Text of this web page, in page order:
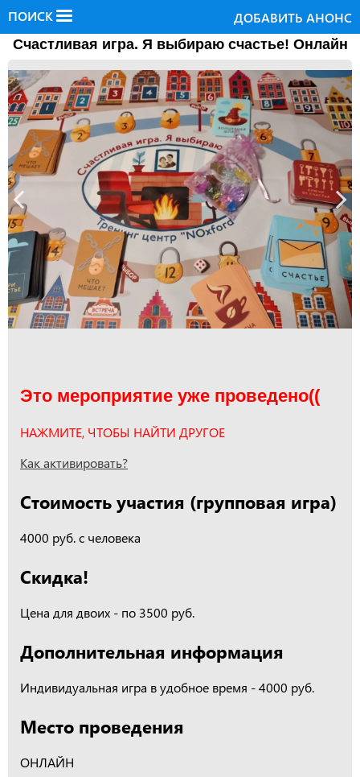
ПОИСК ДОБАВИТЬ АНОНС
Счастливая игра. Я выбираю счастье! Онлайн
Это мероприятие уже проведено((
НАЖМИТЕ, ЧТОБЫ НАЙТИ ДРУГОЕ
Как активировать?
Стоимость участия (групповая игра)
4000 руб. с человека
Скидка!
Цена для двоих - по 3500 руб.
Дополнительная информация
Индивидуальная игра в удобное время - 4000 руб.
Место проведения
ОНЛАЙН